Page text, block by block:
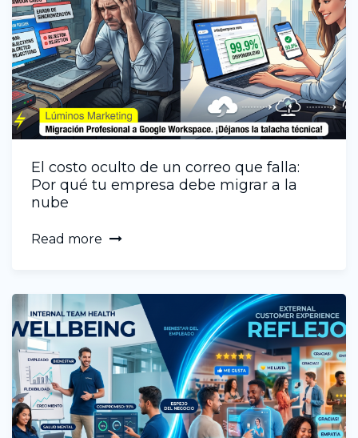
El costo oculto de un correo que falla:
Por qué tu empresa debe migrar a la
nube
Read more